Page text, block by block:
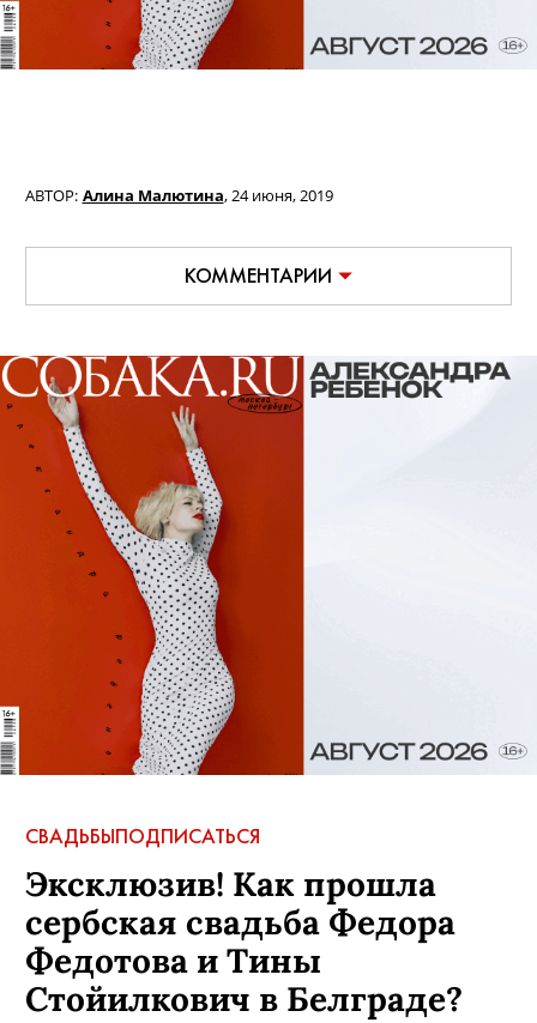
АВТОР: Алина Малютина,24 июня, 2019
КОММЕНТАРИИ
СВАДЬБЫПОДПИСАТЬСЯ
Эксклюзив! Как прошла
сербская свадьба Федора
Федотова и Тины
Стойилкович в Белграде?